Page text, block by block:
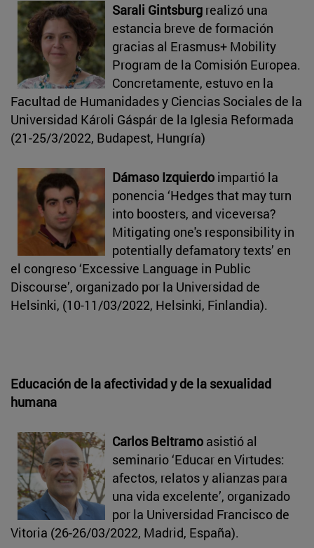
Sarali Gintsburg realizó una
estancia breve de formación
gracias al Erasmus+ Mobility
Program de la Comisión Europea.
Concretamente, estuvo en la
Facultad de Humanidades y Ciencias Sociales de la
Universidad Károli Gáspár de la Iglesia Reformada
(21-25/3/2022, Budapest, Hungría)
Dámaso Izquierdo impartió la
ponencia ‘Hedges that may turn
into boosters, and viceversa?
Mitigating one's responsibility in
potentially defamatory texts’ en
el congreso ‘Excessive Language in Public
Discourse’, organizado por la Universidad de
Helsinki, (10-11/03/2022, Helsinki, Finlandia).
Educación de la afectividad y de la sexualidad
humana
Carlos Beltramo asistió al
seminario ‘Educar en Virtudes:
afectos, relatos y alianzas para
una vida excelente’, organizado
por la Universidad Francisco de
Vitoria (26-26/03/2022, Madrid, España).